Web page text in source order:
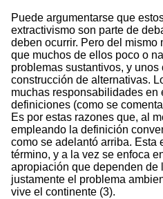
Puede argumentarse que
extractivismo son parte de
deben ocurrir. Pero del mismo
que muchos de ellos poco o
problemas sustantivos, y
construcción de alternativas.
muchas responsabilidades en
definiciones (como se
Es por estas razones que, al
empleando la definición
como se adelantó arriba. Esta
término, y a la vez se enfoca
apropiación que dependen de
justamente el problema
vive el continente (3).